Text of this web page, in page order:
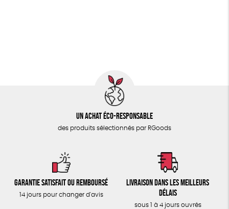
Un achat éco-responsable
des produits sélectionnés par RGoods
Garantie satisfait ou remboursé
14 jours pour changer d'avis
Livraison dans les meilleurs
délais
sous 1 à 4 jours ouvrés